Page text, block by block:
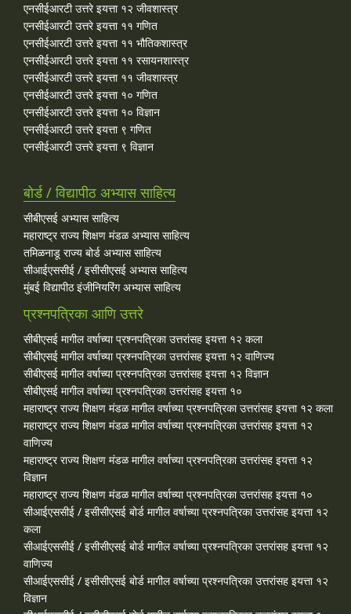
एनसीईआरटी उत्तरे इयत्ता १२ जीवशास्त्र
एनसीईआरटी उत्तरे इयत्ता ११ गणित
एनसीईआरटी उत्तरे इयत्ता ११ भौतिकशास्त्र
एनसीईआरटी उत्तरे इयत्ता ११ रसायनशास्त्र
एनसीईआरटी उत्तरे इयत्ता ११ जीवशास्त्र
एनसीईआरटी उत्तरे इयत्ता १० गणित
एनसीईआरटी उत्तरे इयत्ता १० विज्ञान
एनसीईआरटी उत्तरे इयत्ता ९ गणित
एनसीईआरटी उत्तरे इयत्ता ९ विज्ञान
बोर्ड / विद्यापीठ अभ्यास साहित्य
सीबीएसई अभ्यास साहित्य
महाराष्ट्र राज्य शिक्षण मंडळ अभ्यास साहित्य
तमिळनाडू राज्य बोर्ड अभ्यास साहित्य
सीआईएससीई / इसीसीएसई अभ्यास साहित्य
मुंबई विद्यापीठ इंजीनियरिंग अभ्यास साहित्य
प्रश्नपत्रिका आणि उत्तरे
सीबीएसई मागील वर्षाच्या प्रश्‍नपत्रिका उत्तरांसह इयत्ता १२ कला
सीबीएसई मागील वर्षाच्या प्रश्‍नपत्रिका उत्तरांसह इयत्ता १२ वाणिज्य
सीबीएसई मागील वर्षाच्या प्रश्‍नपत्रिका उत्तरांसह इयत्ता १२ विज्ञान
सीबीएसई मागील वर्षाच्या प्रश्‍नपत्रिका उत्तरांसह इयत्ता १०
महाराष्ट्र राज्य शिक्षण मंडळ मागील वर्षाच्या प्रश्‍नपत्रिका उत्तरांसह इयत्ता १२ कला
महाराष्ट्र राज्य शिक्षण मंडळ मागील वर्षाच्या प्रश्‍नपत्रिका उत्तरांसह इयत्ता १२
वाणिज्य
महाराष्ट्र राज्य शिक्षण मंडळ मागील वर्षाच्या प्रश्‍नपत्रिका उत्तरांसह इयत्ता १२
विज्ञान
महाराष्ट्र राज्य शिक्षण मंडळ मागील वर्षाच्या प्रश्‍नपत्रिका उत्तरांसह इयत्ता १०
सीआईएससीई / इसीसीएसई बोर्ड मागील वर्षाच्या प्रश्‍नपत्रिका उत्तरांसह इयत्ता १२
कला
सीआईएससीई / इसीसीएसई बोर्ड मागील वर्षाच्या प्रश्‍नपत्रिका उत्तरांसह इयत्ता १२
वाणिज्य
सीआईएससीई / इसीसीएसई बोर्ड मागील वर्षाच्या प्रश्‍नपत्रिका उत्तरांसह इयत्ता १२
विज्ञान